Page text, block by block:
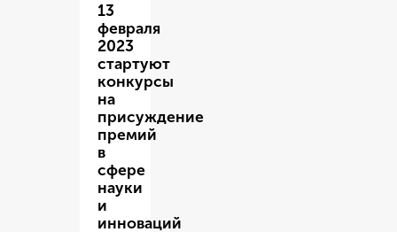
13
февраля
2023
стартуют
конкурсы
на
присуждение
премий
в
сфере
науки
и
инноваций